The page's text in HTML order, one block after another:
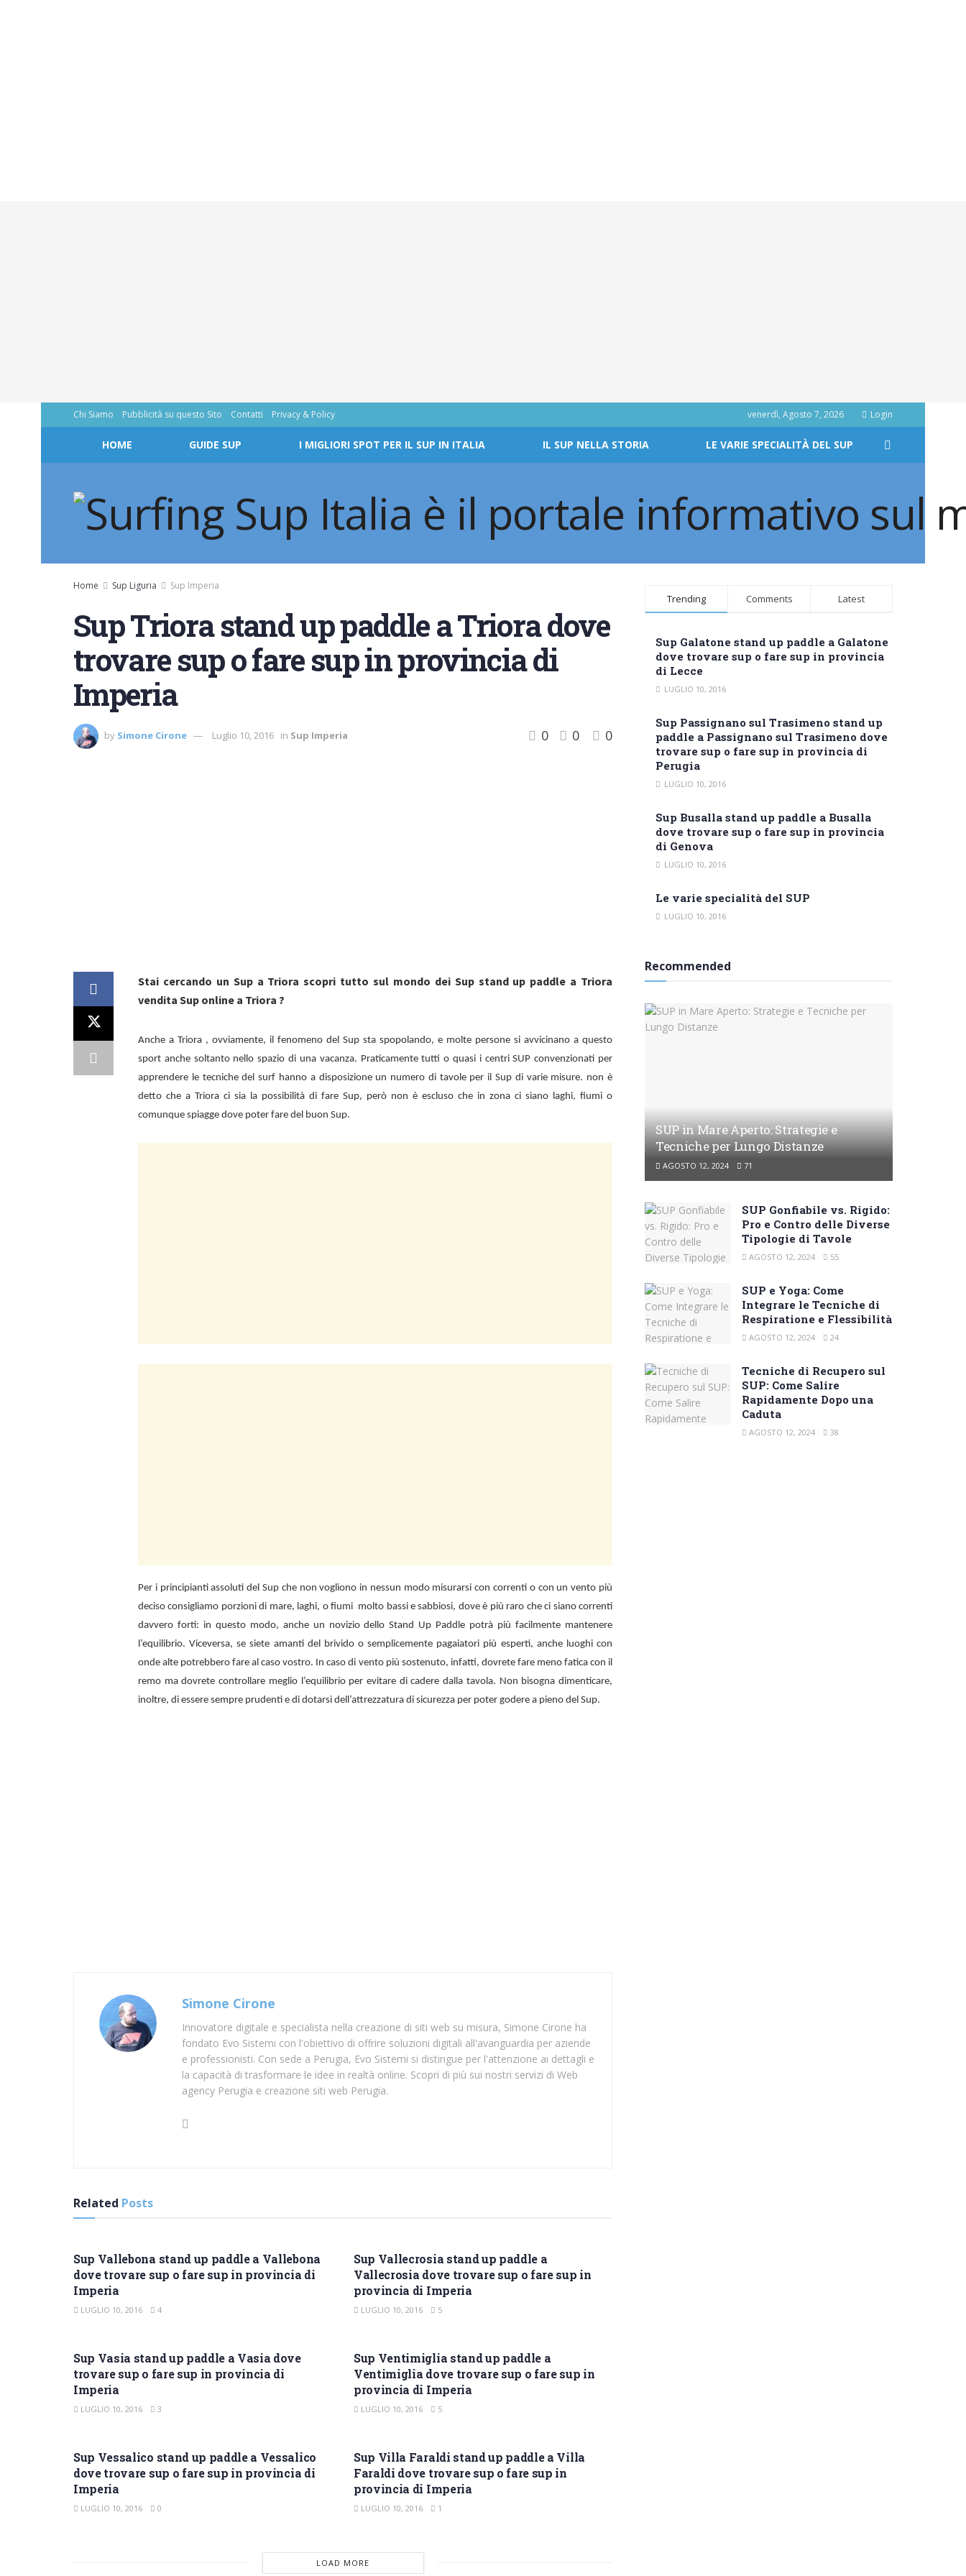
Chi Siamo Pubblicità su questo Sito Contatti Privacy & Policy venerdì, Agosto 7, 2026 Login
HOME GUIDE SUP I MIGLIORI SPOT PER IL SUP IN ITALIA IL SUP NELLA STORIA LE VARIE SPECIALITÀ DEL SUP
Home Sup Liguria Sup Imperia
Sup Triora stand up paddle a Triora dove
trovare sup o fare sup in provincia di
Imperia
by Simone Cirone Luglio 10, 2016 in Sup Imperia 0 0 0
Stai cercando un Sup a Triora scopri tutto sul mondo dei Sup stand up paddle a Triora
vendita Sup online a Triora ?
Anche a Triora , ovviamente, il fenomeno del Sup sta spopolando, e molte persone si avvicinano a questo
sport anche soltanto nello spazio di una vacanza. Praticamente tutti o quasi i centri SUP convenzionati per
apprendere le tecniche del surf hanno a disposizione un numero di tavole per il Sup di varie misure. non è
detto che a Triora ci sia la possibilità di fare Sup, però non è escluso che in zona ci siano laghi, fiumi o
comunque spiagge dove poter fare del buon Sup.
Per i principianti assoluti del Sup che non vogliono in nessun modo misurarsi con correnti o con un vento più
deciso consigliamo porzioni di mare, laghi, o fiumi molto bassi e sabbiosi, dove è più raro che ci siano correnti
davvero forti: in questo modo, anche un novizio delloStand Up Paddle potrà più facilmente mantenere
l’equilibrio. Viceversa, se siete amanti del brivido o semplicemente pagaiatori più esperti, anche luoghi con
onde alte potrebbero fare al caso vostro. In caso di vento più sostenuto, infatti, dovrete fare meno fatica con il
remo ma dovrete controllare meglio l’equilibrio per evitare di cadere dalla tavola. Non bisogna dimenticare,
inoltre, di essere sempre prudenti e di dotarsi dell’attrezzatura di sicurezza per poter godere a pieno del Sup.
Simone Cirone
Innovatore digitale e specialista nella creazione di siti web su misura, Simone Cirone ha
fondato Evo Sistemi con l'obiettivo di offrire soluzioni digitali all'avanguardia per aziende
e professionisti. Con sede a Perugia, Evo Sistemi si distingue per l'attenzione ai dettagli e
la capacità di trasformare le idee in realtà online. Scopri di più sui nostri servizi di Web
agency Perugia e creazione siti web Perugia.
Related Posts
Sup Vallebona stand up paddle a Vallebona
dove trovare sup o fare sup in provincia di
Imperia
LUGLIO 10, 2016 4
Sup Vallecrosia stand up paddle a
Vallecrosia dove trovare sup o fare sup in
provincia di Imperia
LUGLIO 10, 2016 5
Sup Vasia stand up paddle a Vasia dove
trovare sup o fare sup in provincia di
Imperia
LUGLIO 10, 2016 3
Sup Ventimiglia stand up paddle a
Ventimiglia dove trovare sup o fare sup in
provincia di Imperia
LUGLIO 10, 2016 5
Sup Vessalico stand up paddle a Vessalico
dove trovare sup o fare sup in provincia di
Imperia
LUGLIO 10, 2016 0
Sup Villa Faraldi stand up paddle a Villa
Faraldi dove trovare sup o fare sup in
provincia di Imperia
LUGLIO 10, 2016 1
LOAD MORE
Trending Comments Latest
Sup Galatone stand up paddle a Galatone
dove trovare sup o fare sup in provincia
di Lecce
LUGLIO 10, 2016
Sup Passignano sul Trasimeno stand up
paddle a Passignano sul Trasimeno dove
trovare sup o fare sup in provincia di
Perugia
LUGLIO 10, 2016
Sup Busalla stand up paddle a Busalla
dove trovare sup o fare sup in provincia
di Genova
LUGLIO 10, 2016
Le varie specialità del SUP
LUGLIO 10, 2016
Recommended
SUP in Mare Aperto: Strategie e
Tecniche per Lungo Distanze
AGOSTO 12, 2024 71
SUP Gonfiabile vs. Rigido:
Pro e Contro delle Diverse
Tipologie di Tavole
AGOSTO 12, 2024 55
SUP e Yoga: Come
Integrare le Tecniche di
Respiratione e Flessibilità
AGOSTO 12, 2024 24
Tecniche di Recupero sul
SUP: Come Salire
Rapidamente Dopo una
Caduta
AGOSTO 12, 2024 38